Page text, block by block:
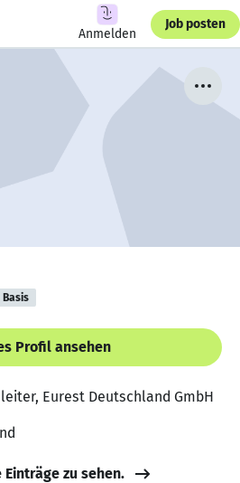
Anmelden
Job posten
Basis
Profil ansehen
Eurest Deutschland GmbH
zu sehen.